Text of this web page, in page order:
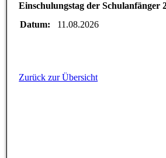
Einschulungstag der Schulanfänger
Datum:
11.08.2026
Zurück zur Übersicht